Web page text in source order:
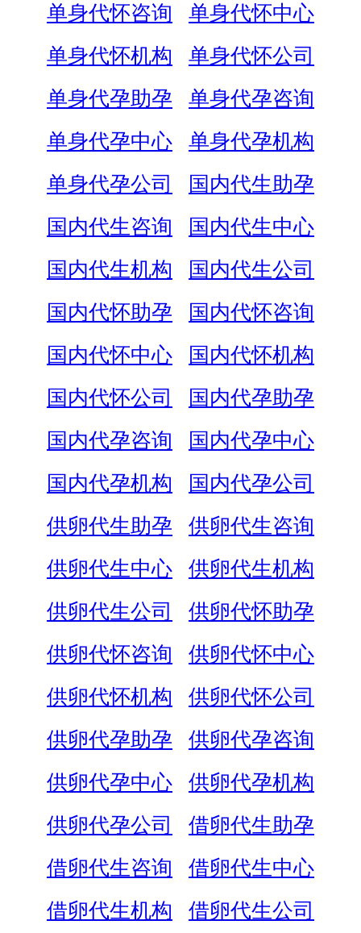
单身代怀咨询
单身代怀中心
单身代怀机构
单身代怀公司
单身代孕助孕
单身代孕咨询
单身代孕中心
单身代孕机构
单身代孕公司
国内代生助孕
国内代生咨询
国内代生中心
国内代生机构
国内代生公司
国内代怀助孕
国内代怀咨询
国内代怀中心
国内代怀机构
国内代怀公司
国内代孕助孕
国内代孕咨询
国内代孕中心
国内代孕机构
国内代孕公司
供卵代生助孕
供卵代生咨询
供卵代生中心
供卵代生机构
供卵代生公司
供卵代怀助孕
供卵代怀咨询
供卵代怀中心
供卵代怀机构
供卵代怀公司
供卵代孕助孕
供卵代孕咨询
供卵代孕中心
供卵代孕机构
供卵代孕公司
借卵代生助孕
借卵代生咨询
借卵代生中心
借卵代生机构
借卵代生公司